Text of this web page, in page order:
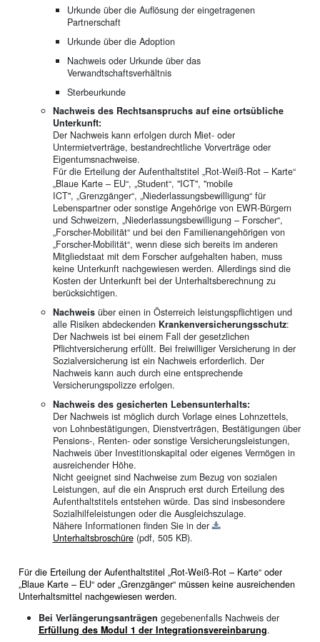
Urkunde über die Auflösung der eingetragenen
Partnerschaft
Urkunde über die Adoption
Nachweis oder Urkunde über das
Verwandtschaftsverhältnis
Sterbeurkunde
Nachweis des Rechtsanspruchs auf eine ortsübliche
Unterkunft:
Der Nachweis kann erfolgen durch Miet- oder
Untermietverträge, bestandrechtliche Vorverträge oder
Eigentumsnachweise.
Für die Erteilung der Aufenthaltstitel „Rot-Weiß-Rot – Karte“
„Blaue Karte – EU“, „Student“, "ICT", "mobile
ICT", „Grenzgänger“, „Niederlassungsbewilligung“ für
Lebenspartner oder sonstige Angehörige von EWR-Bürgern
und Schweizern, „Niederlassungsbewilligung – Forscher“,
„Forscher-Mobilität“ und bei den Familienangehörigen von
„Forscher-Mobilität“, wenn diese sich bereits im anderen
Mitgliedstaat mit dem Forscher aufgehalten haben, muss
keine Unterkunft nachgewiesen werden. Allerdings sind die
Kosten der Unterkunft bei der Unterhaltsberechnung zu
berücksichtigen.
Nachweisüber einen in Österreich leistungspflichtigen und
alle Risiken abdeckenden Krankenversicherungsschutz:
Der Nachweis ist bei einem Fall der gesetzlichen
Pflichtversicherung erfüllt. Bei freiwilliger Versicherung in der
Sozialversicherung ist ein Nachweis erforderlich. Der
Nachweis kann auch durch eine entsprechende
Versicherungspolizze erfolgen.
Nachweis des gesicherten Lebensunterhalts:
Der Nachweis ist möglich durch Vorlage eines Lohnzettels,
von Lohnbestätigungen, Dienstverträgen, Bestätigungen über
Pensions-, Renten- oder sonstige Versicherungsleistungen,
Nachweis über Investitionskapital oder eigenes Vermögen in
ausreichender Höhe.
Nicht geeignet sind Nachweise zum Bezug von sozialen
Leistungen, auf die ein Anspruch erst durch Erteilung des
Aufenthaltstitels entstehen würde. Das sind insbesondere
Sozialhilfeleistungen oder die Ausgleichszulage.
Nähere Informationen finden Sie in der
Unterhaltsbroschüre(pdf, 505 KB).
Für die Erteilung der Aufenthaltstitel „Rot-Weiß-Rot – Karte“ oder
„Blaue Karte – EU“ oder „Grenzgänger“ müssen keine ausreichenden
Unterhaltsmittel nachgewiesen werden.
Bei Verlängerungsanträgen gegebenenfalls Nachweis der
Erfüllung des Modul 1 der Integrationsvereinbarung.